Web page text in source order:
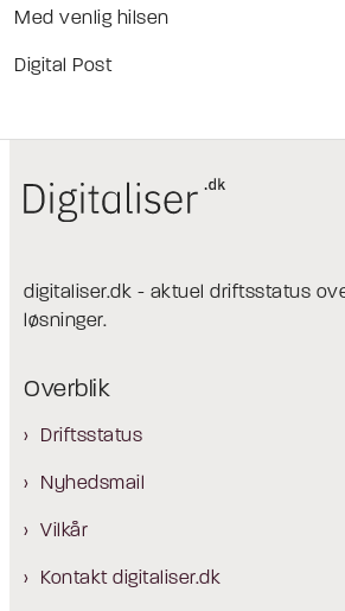
Med venlig hilsen
Digital Post
digitaliser.dk - aktuel driftsstatus
løsninger.
Overblik
Driftsstatus
Nyhedsmail
Vilkår
Kontakt digitaliser.dk